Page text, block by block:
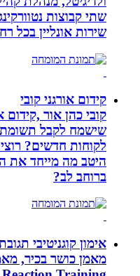
שתי קבוצות נטוורקינג
שירות אונליין בכל רחבי
קידום אורגני קובי
קובי כהן אור ,קידום
שישמח לקבל תשומת לב
לקוחות חדשים? רוצים
היטב מה מייחד את
ברוחב לב?
אימון קוגניטיבי תגובתי
מאמן כושר בכיר, מאמן